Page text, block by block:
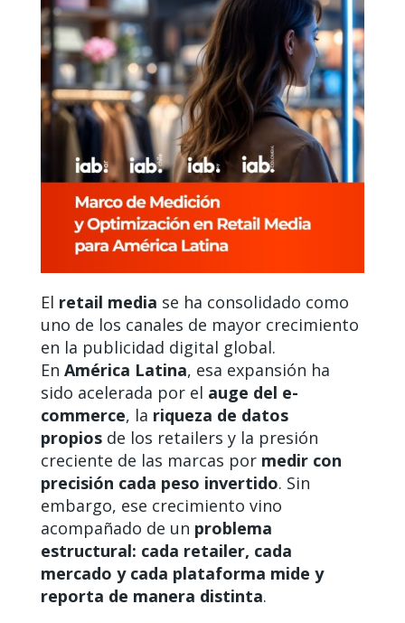
El retail media se ha consolidado como
uno de los canales de mayor crecimiento
en la publicidad digital global.
En América Latina, esa expansión ha
sido acelerada por el auge del e-
commerce, la riqueza de datos
propiosde los retailers y la presión
creciente de las marcas por medir con
precisión cada peso invertido. Sin
embargo, ese crecimiento vino
acompañado de un problema
estructural: cada retailer, cada
mercado y cada plataforma mide y
reporta de manera distinta.